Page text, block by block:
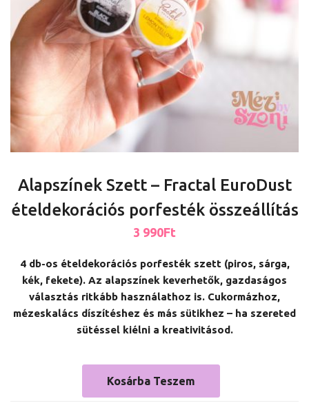
Alapszínek Szett – Fractal EuroDust
ételdekorációs porfesték összeállítás
3 990Ft
4 db-os ételdekorációs porfesték szett (piros, sárga,
kék, fekete). Az alapszínek keverhetők, gazdaságos
választás ritkább használathoz is. Cukormázhoz,
mézeskalács díszítéshez és más sütikhez – ha szereted
sütéssel kiélni a kreativitásod.
Kosárba Teszem